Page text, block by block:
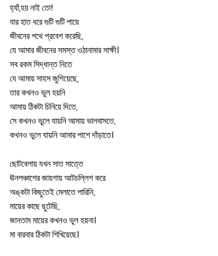
হ্যাঁ,হয় নাই তো!
যার হাত ধরে গুটি গুটি পায়ে
জীবনের পথে প্রবেশ করেছি,
যে আমার জীবনের সমস্ত ওঠানামার সাক্ষী।
সব রকম সিদ্ধান্ত নিতে
যে আমায় সাহস জুগিয়েছে,
তার কখনও ভুল হয়নি
আমায় ঠিকটা চিনিয়ে দিতে,
সে কখনও ভুলে যায়নি আমায় ভালবাসতে,
কখনও ভুলে যায়নি আমার পাশে দাঁড়াতে।
ছোটবেলায় যখন সাত সাত্তে
ঊনপঞ্চাশের জায়গায় আটচল্লিশ করে
অঙ্কটা কিছুতেই মেলাতে পারিনি,
মায়ের কাছে ছুটেছি,
জানতাম মায়ের কখনও ভুল হয়না।
মা বারবার ঠিকটা শিখিয়েছে।